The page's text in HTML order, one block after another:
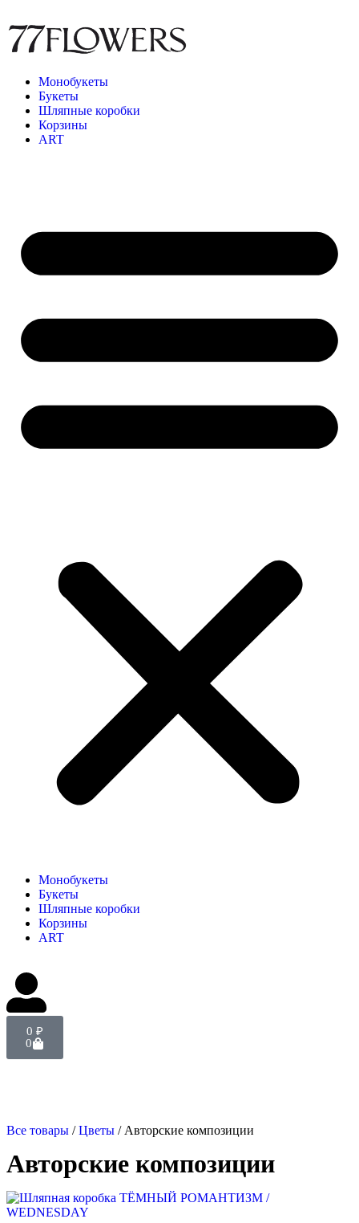
Монобукеты
Букеты
Шляпные коробки
Корзины
ART
Монобукеты
Букеты
Шляпные коробки
Корзины
ART
0 ₽
0
Все товары /Цветы / Авторские композиции
Авторские композиции